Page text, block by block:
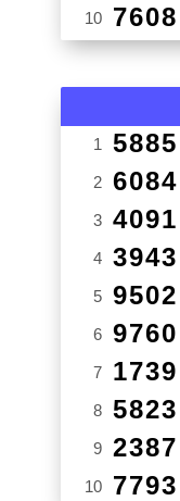
10 7608
1 5885
2 6084
3 4091
4 3943
5 9502
6 9760
7 1739
8 5823
9 2387
10 7793